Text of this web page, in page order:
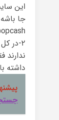
این
جا
۲-در
داشته